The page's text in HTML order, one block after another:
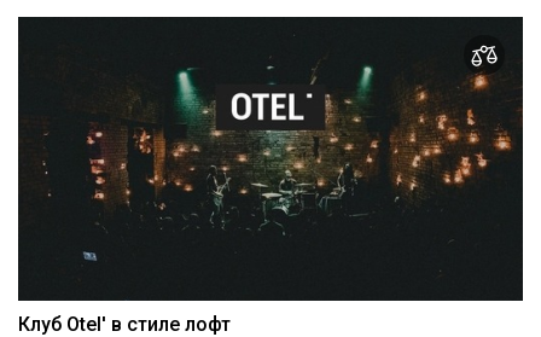
Клуб Otel' в стиле лофт